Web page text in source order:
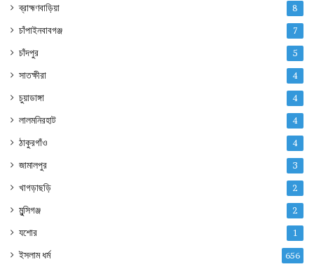
ব্রাহ্মণবাড়িয়া 8
চাঁপাইনবাবগঞ্জ 7
চাঁদপুর 5
সাতক্ষীরা 4
চুয়াডাঙ্গা 4
লালমনিরহাট 4
ঠাকুরগাঁও 4
জামালপুর 3
খাগড়াছড়ি 2
মুন্সিগঞ্জ 2
যশোর 1
ইসলাম ধর্ম 656